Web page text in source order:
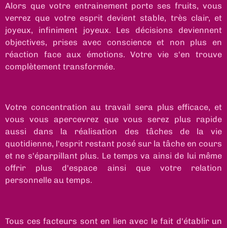
Alors que votre entrainement porte ses fruits, vous
verrez que votre esprit devient stable, très clair, et
joyeux, infiniment joyeux. Les décisions deviennent
objectives, prises avec conscience et non plus en
réaction face aux émotions. Votre vie s'en trouve
complètement transformée.
Votre concentration au travail sera plus efficace, et
vous vous apercevrez que vous serez plus rapide
aussi dans la réalisation des tâches de la vie
quotidienne, l'esprit restant posé sur la tâche en cours
et ne s'éparpillant plus. Le temps va ainsi de lui même
offrir plus d'espace ainsi que votre relation
personnelle au temps.
Tous ces facteurs sont en lien avec le fait d'établir un